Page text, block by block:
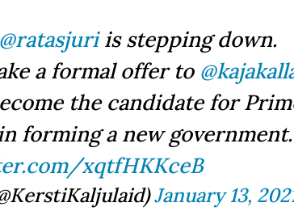
@ratasjuriis stepping down.
a formal offer to
the candidate for
forming a new government.
xqtfHKKceB
January 13,